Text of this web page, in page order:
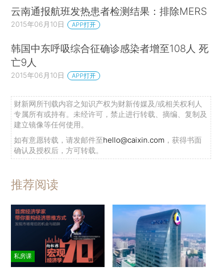
云南通报航班发热患者检测结果：排除MERS
2015年06月10日 APP打开
韩国中东呼吸综合征确诊感染者增至108人 死
亡9人
2015年06月10日 APP打开
财新网所刊载内容之知识产权为财新传媒及/或相关权利人
专属所有或持有。未经许可，禁止进行转载、摘编、复制及
建立镜像等任何使用。
如有意愿转载，请发邮件至hello@caixin.com ，获得书面
确认及授权后，方可转载。
推荐阅读
私房课